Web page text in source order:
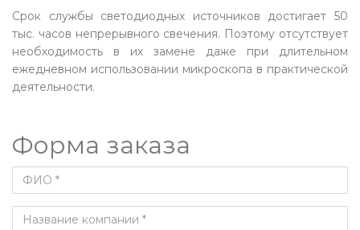
Срок службы светодиодных источников достигает 50
тыс. часов непрерывного свечения. Поэтому отсутствует
необходимость в их замене даже при длительном
ежедневном использовании микроскопа в практической
деятельности.
Форма заказа